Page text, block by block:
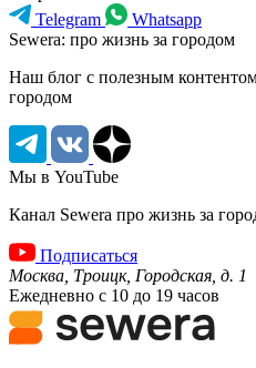
Telegram
Whatsapp
Sewera: про жизнь за городом
Наш блог c полезным
городом
Мы в YouTube
Канал Sewera про жизнь за
Подписаться
Москва, Троицк, Городская, д. 1
Ежедневно с 10 до 19 часов